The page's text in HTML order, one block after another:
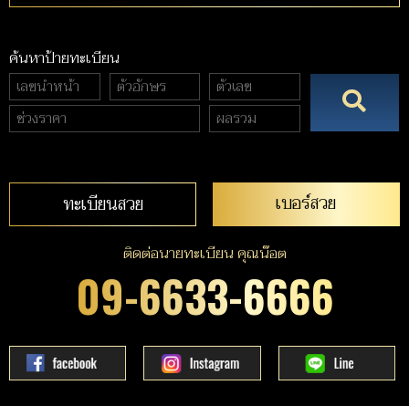
ค้นหาป้ายทะเบียน
ทะเบียนสวย เบอร์สวย
ติดต่อนายทะเบียน คุณน๊อต
09-6633-6666